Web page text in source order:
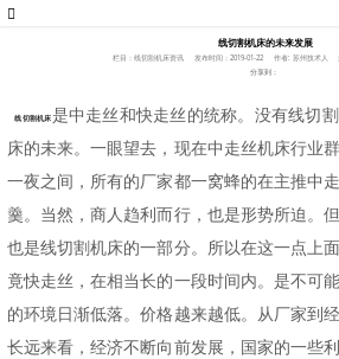
线切割机床的未来发展
栏目：线切割机床资讯 发布时间：2019-01-22 作者: 苏州技术人
分享到：
线切割机床是中走丝和快走丝的统称。没有线切
床的未来。一眼望去，现在中走丝机床行业
一夜之间，所有的厂家都一窝蜂的在主推中
羹。当然，商人趋利而行，也是形势所迫。
也是线切割机床的一部分。所以在这一点上
竟快走丝，在相当长的一段时间内。是不可
的环境日渐低落。价格越来越低。从厂家到
长远来看，经济不断向前发展，国家的一些